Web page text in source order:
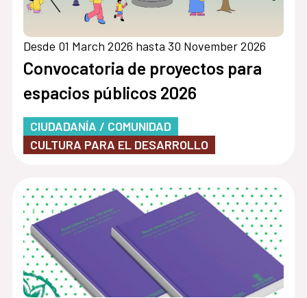
Desde 01 March 2026 hasta 30 November 2026
Convocatoria de proyectos para
espacios públicos 2026
CIUDADANÍA / COMUNIDAD
CULTURA PARA EL DESARROLLO